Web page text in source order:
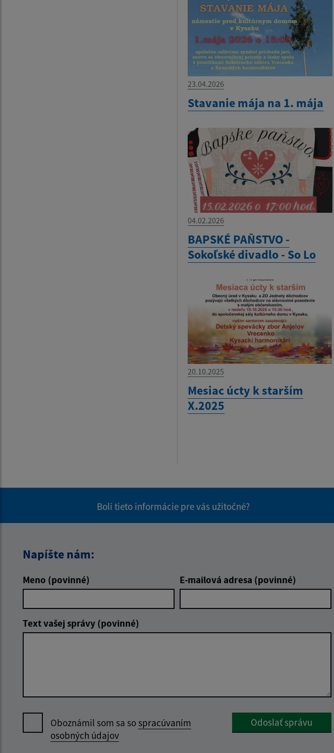
23.04.2026
Stavanie mája na 1. mája
04.02.2026
BAPSKÉ PAŇSTVO -
Sokoľské divadlo - So Lo
20.10.2025
Mesiac úcty k starším
X.2025
Boli tieto informácie pre vás užitočné?
Napíšte nám:
Meno (povinné) E-mailová adresa (povinné)
Text vašej správy (povinné)
Oboznámil som sa sospracúvaním
osobných údajov
Google reCaptcha Response
Odoslať správu